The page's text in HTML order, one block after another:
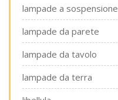
lampade a sospensione
lampade da parete
lampade da tavolo
lampade da terra